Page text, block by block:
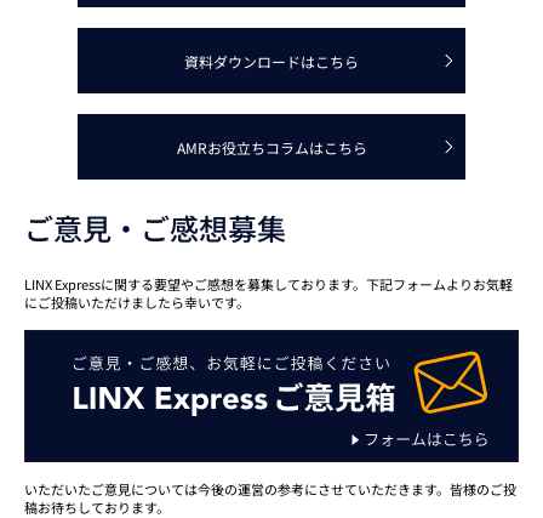
資料ダウンロードはこちら
AMRお役立ちコラムはこちら
ご意見・ご感想募集
LINX Expressに関する要望やご感想を募集しております。下記フォームよりお気軽
にご投稿いただけましたら幸いです。
いただいたご意見については今後の運営の参考にさせていただきます。皆様のご投
稿お待ちしております。